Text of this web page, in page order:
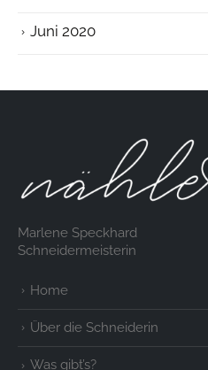
Juni 2020
Marlene Speckhard
Schneidermeisterin
Home
Über die Schneiderin
Was gibt’s?